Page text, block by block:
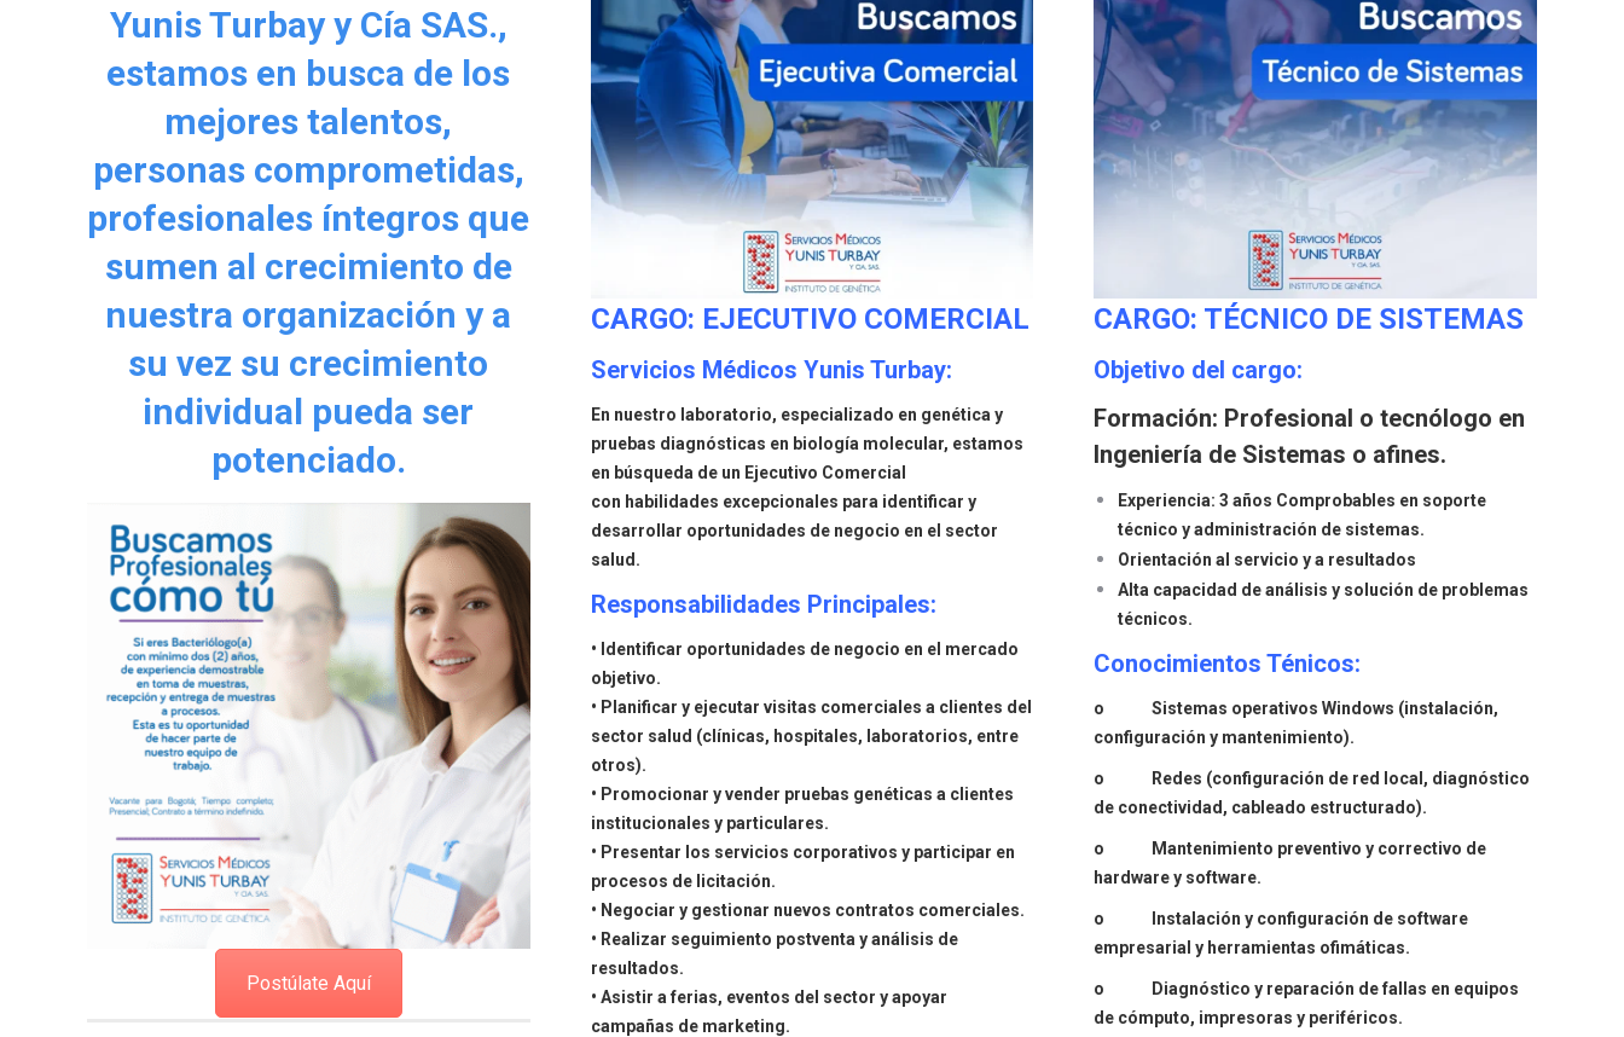
Yunis Turbay y Cía SAS.,
estamos en busca de los
mejores talentos,
personas comprometidas,
profesionales íntegros que
sumen al crecimiento de
nuestra organización y a
su vez su crecimiento
individual pueda ser
potenciado.
Postúlate Aquí
CARGO: EJECUTIVO COMERCIAL
Servicios Médicos Yunis Turbay:
En nuestro laboratorio, especializado en genética y
pruebas diagnósticas en biología molecular, estamos
en búsqueda de un Ejecutivo Comercial
con habilidades excepcionales para identificar y
desarrollar oportunidades de negocio en el sector
salud.
Responsabilidades Principales:
• Identificar oportunidades de negocio en el mercado
objetivo.
• Planificar y ejecutar visitas comerciales a clientes del
sector salud (clínicas, hospitales, laboratorios, entre
otros).
• Promocionar y vender pruebas genéticas a clientes
institucionales y particulares.
• Presentar los servicios corporativos y participar en
procesos de licitación.
• Negociar y gestionar nuevos contratos comerciales.
• Realizar seguimiento postventa y análisis de
resultados.
• Asistir a ferias, eventos del sector y apoyar
campañas de marketing.
CARGO: TÉCNICO DE SISTEMAS
Objetivo del cargo:
Formación: Profesional o tecnólogo en
Ingeniería de Sistemas o afines.
Experiencia: 3 años Comprobables en soporte
técnico y administración de sistemas.
Orientación al servicio y a resultados
Alta capacidad de análisis y solución de problemas
técnicos.
Conocimientos Ténicos:
o Sistemas operativos Windows (instalación,
configuración y mantenimiento).
o Redes (configuración de red local, diagnóstico
de conectividad, cableado estructurado).
o Mantenimiento preventivo y correctivo de
hardware y software.
o Instalación y configuración de software
empresarial y herramientas ofimáticas.
o Diagnóstico y reparación de fallas en equipos
de cómputo, impresoras y periféricos.